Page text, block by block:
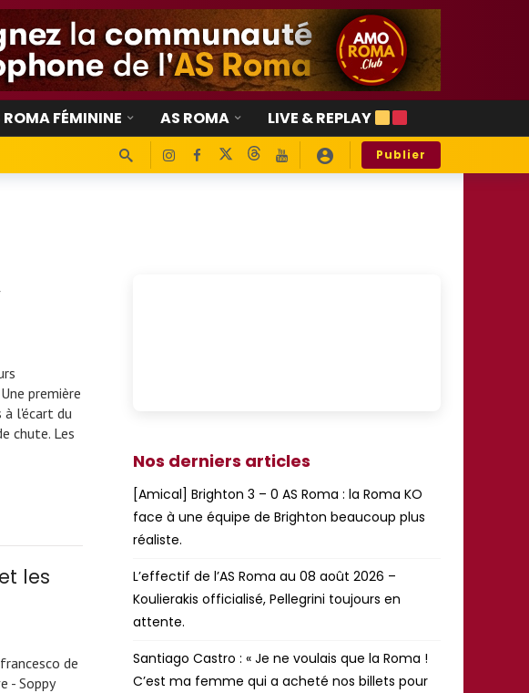
ROMA FÉMININE AS ROMA LIVE & REPLAY
Publier
première
à l'écart du
chute. Les
les
de
- Soppy
Nos derniers articles
[Amical] Brighton 3 – 0 AS Roma : la Roma KO
face à une équipe de Brighton beaucoup plus
réaliste.
L’effectif de l’AS Roma au 08 août 2026 –
Koulierakis officialisé, Pellegrini toujours en
attente.
Santiago Castro : « Je ne voulais que la Roma !
C’est ma femme qui a acheté nos billets pour